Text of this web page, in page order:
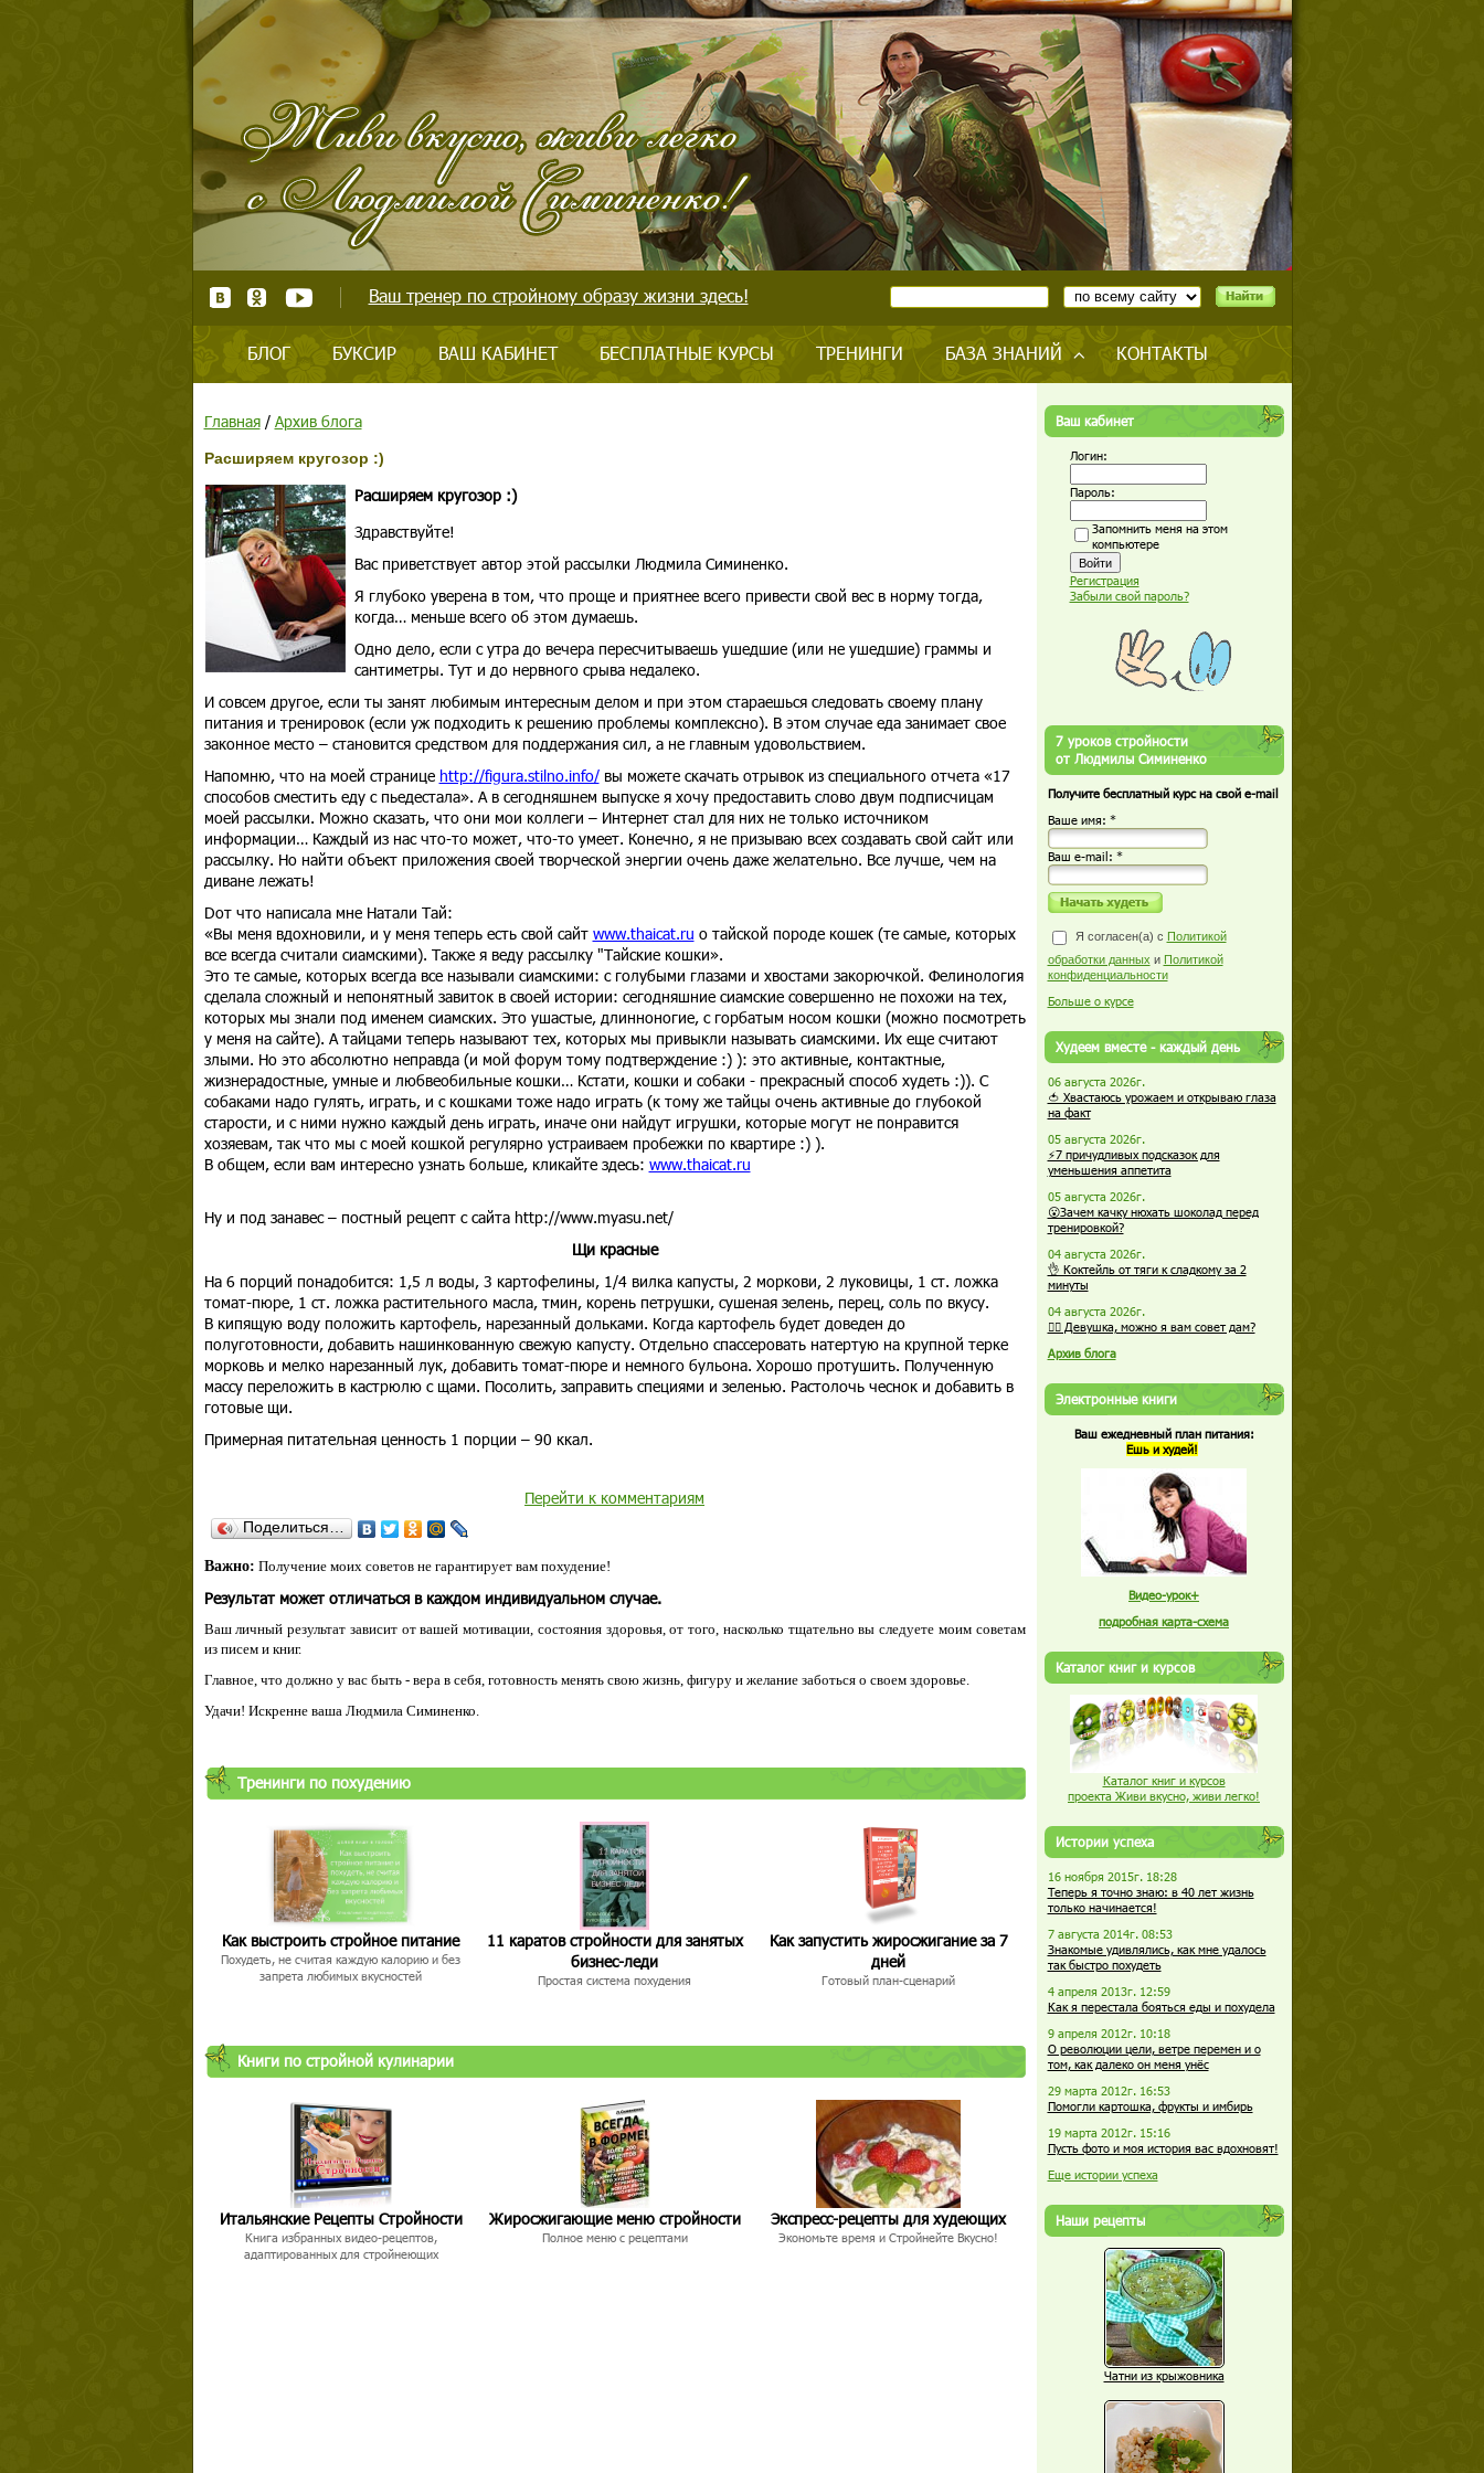
Ваш тренер по стройному образу жизни здесь!
БЛОГ БУКСИР ВАШ КАБИНЕТ БЕСПЛАТНЫЕ КУРСЫ ТРЕНИНГИ БАЗА ЗНАНИЙ КОНТАКТЫ
Главная/ Архив блога
Расширяем кругозор :)
Расширяем кругозор :)
Здравствуйте!
Вас приветствует автор этой рассылки Людмила Симиненко.
Я глубоко уверена в том, что проще и приятнее всего привести свой вес в норму тогда,
когда… меньше всего об этом думаешь.
Одно дело, если с утра до вечера пересчитываешь ушедшие (или не ушедшие) граммы и
сантиметры. Тут и до нервного срыва недалеко.
И совсем другое, если ты занят любимым интересным делом и при этом стараешься следовать своему плану
питания и тренировок (если уж подходить к решению проблемы комплексно). В этом случае еда занимает свое
законное место – становится средством для поддержания сил, а не главным удовольствием.
Напомню, что на моей странице http://figura.stilno.info/вы можете скачать отрывок из специального отчета «17
способов сместить еду с пьедестала». А в сегодняшнем выпуске я хочу предоставить слово двум подписчицам
моей рассылки. Можно сказать, что они мои коллеги – Интернет стал для них не только источником
информации… Каждый из нас что-то может, что-то умеет. Конечно, я не призываю всех создавать свой сайт или
рассылку. Но найти объект приложения своей творческой энергии очень даже желательно. Все лучше, чем на
диване лежать!
Dот что написала мне Натали Тай:
«Вы меня вдохновили, и у меня теперь есть свой сайт www.thaicat.ru о тайской породе кошек (те самые, которых
все всегда считали сиамскими). Также я веду рассылку "Тайские кошки».
Это те самые, которых всегда все называли сиамскими: с голубыми глазами и хвостами закорючкой. Фелинология
сделала сложный и непонятный завиток в своей истории: сегодняшние сиамские совершенно не похожи на тех,
которых мы знали под именем сиамских. Это ушастые, длинноногие, с горбатым носом кошки (можно посмотреть
у меня на сайте). А тайцами теперь называют тех, которых мы привыкли называть сиамскими. Их еще считают
злыми. Но это абсолютно неправда (и мой форум тому подтверждение :) ): это активные, контактные,
жизнерадостные, умные и любвеобильные кошки… Кстати, кошки и собаки - прекрасный способ худеть :)). С
собаками надо гулять, играть, и с кошками тоже надо играть (к тому же тайцы очень активные до глубокой
старости, и с ними нужно каждый день играть, иначе они найдут игрушки, которые могут не понравится
хозяевам, так что мы с моей кошкой регулярно устраиваем пробежки по квартире :) ).
В общем, если вам интересно узнать больше, кликайте здесь: www.thaicat.ru
Ну и под занавес – постный рецепт с сайта http://www.myasu.net/
Щи красные
На 6 порций понадобится: 1,5 л воды, 3 картофелины, 1/4 вилка капусты, 2 моркови, 2 луковицы, 1 ст. ложка
томат-пюре, 1 ст. ложка растительного масла, тмин, корень петрушки, сушеная зелень, перец, соль по вкусу.
В кипящую воду положить картофель, нарезанный дольками. Когда картофель будет доведен до
полуготовности, добавить нашинкованную свежую капусту. Отдельно спассеровать натертую на крупной терке
морковь и мелко нарезанный лук, добавить томат-пюре и немного бульона. Хорошо протушить. Полученную
массу переложить в кастрюлю с щами. Посолить, заправить специями и зеленью. Растолочь чеснок и добавить в
готовые щи.
Примерная питательная ценность 1 порции – 90 ккал.
Перейти к комментариям
Поделиться…
Важно: Получение моих советов не гарантирует вам похудение!
Результат может отличаться в каждом индивидуальном случае.
Ваш личный результат зависит от вашей мотивации, состояния здоровья, от того, насколько тщательно вы следуете моим советам
из писем и книг.
Главное, что должно у вас быть - вера в себя, готовность менять свою жизнь, фигуру и желание заботься о своем здоровье.
Удачи! Искренне ваша Людмила Симиненко.
Тренинги по похудению
Как выстроить стройное питание
Похудеть, не считая каждую калорию и без
запрета любимых вкусностей
11 каратов стройности для занятых
бизнес-леди
Простая система похудения
Как запустить жиросжигание за 7
дней
Готовый план-сценарий
Книги по стройной кулинарии
Итальянские Рецепты Стройности
Книга избранных видео-рецептов,
адаптированных для стройнеющих
Жиросжигающие меню стройности
Полное меню с рецептами
Экспресс-рецепты для худеющих
Экономьте время и Стройнейте Вкусно!
Ваш кабинет
Логин:
Пароль:
Запомнить меня на этом
компьютере
Регистрация
Забыли свой пароль?
7 уроков стройности
от Людмилы Симиненко
Получите бесплатный курс на свой e-mail
Ваше имя: *
Ваш е-mail: *
Я согласен(а) с Политикой
обработки данных и Политикой
конфиденциальности
Больше о курсе
Худеем вместе - каждый день
06 августа 2026г.
🍅 Хвастаюсь урожаем и открываю глаза
на факт
05 августа 2026г.
⚡7 причудливых подсказок для
уменьшения аппетита
05 августа 2026г.
😮Зачем качку нюхать шоколад перед
тренировкой?
04 августа 2026г.
👌 Коктейль от тяги к сладкому за 2
минуты
04 августа 2026г.
🏋️‍♀️ Девушка, можно я вам совет дам?
Архив блога
Электронные книги
Ваш ежедневный план питания:
Ешь и худей!
Видео-урок+
подробная карта-схема
Каталог книг и курсов
Каталог книг и курсов
проекта Живи вкусно, живи легко!
Истории успеха
16 ноября 2015г. 18:28
Теперь я точно знаю: в 40 лет жизнь
только начинается!
7 августа 2014г. 08:53
Знакомые удивлялись, как мне удалось
так быстро похудеть
4 апреля 2013г. 12:59
Как я перестала бояться еды и похудела
9 апреля 2012г. 10:18
О революции цели, ветре перемен и о
том, как далеко он меня унёс
29 марта 2012г. 16:53
Помогли картошка, фрукты и имбирь
19 марта 2012г. 15:16
Пусть фото и моя история вас вдохновят!
Еще истории успеха
Наши рецепты
Чатни из крыжовника